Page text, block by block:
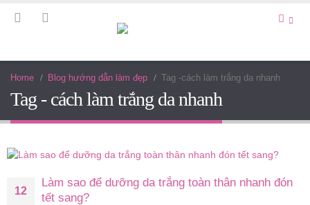
Home Blog hướng dẫn làm đẹp Tag -cách làm trắng da nhanh
Tag - cách làm trắng da nhanh
12
Làm sao để dưỡng da trắng toàn thân nhanh đón
tết sang?